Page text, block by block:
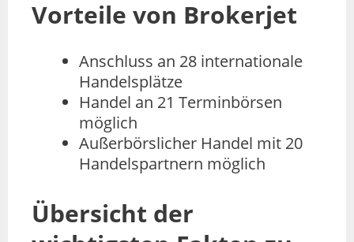
Vorteile von Brokerjet
Anschluss an 28 internationale
Handelsplätze
Handel an 21 Terminbörsen
möglich
Außerbörslicher Handel mit 20
Handelspartnern möglich
Übersicht der